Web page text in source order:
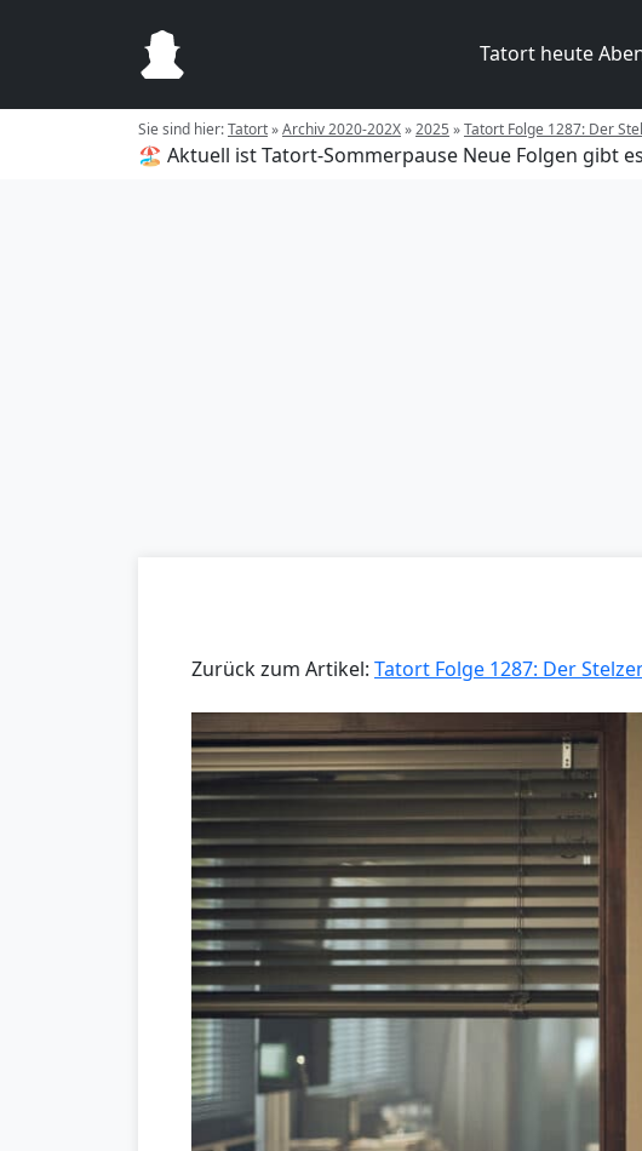
Tatort heute
Sie sind hier:Tatort»Archiv 2020-202X»2025 »Tatort Folge 1287: Der
🏖️ Aktuell ist Tatort-Sommerpause Neue Folgen gibt
Zurück zum Artikel: Tatort Folge 1287: Der